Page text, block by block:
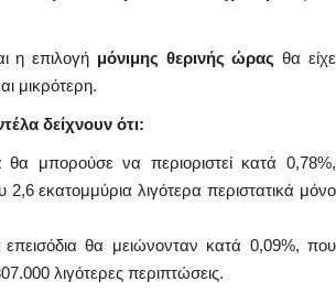
η επιλογή μόνιμης θερινής ώρας θα είχε
μικρότερη.
δείχνουν ότι:
θα μπορούσε να περιοριστεί κατά 0,78%,
2,6 εκατομμύρια λιγότερα περιστατικά μόνο
επεισόδια θα μειώνονταν κατά 0,09%, που
λιγότερες περιπτώσεις.